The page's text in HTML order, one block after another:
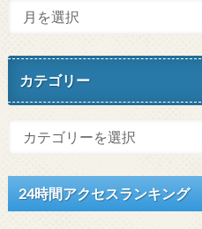
カテゴリー
24時間アクセスランキング